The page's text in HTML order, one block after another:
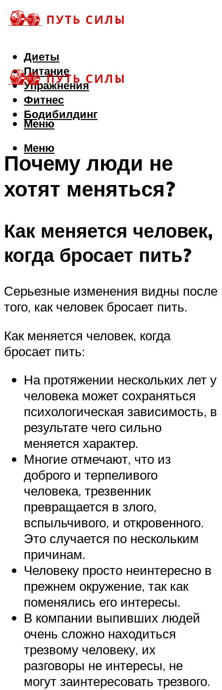
Диеты
Питание
Упражнения
Фитнес
Бодибилдинг
Меню
Меню
Почему люди не
хотят меняться?
Как меняется человек,
когда бросает пить?
Серьезные изменения видны после
того, как человек бросает пить.
Как меняется человек, когда
бросает пить:
На протяжении нескольких лет у
человека может сохраняться
психологическая зависимость, в
результате чего сильно
меняется характер.
Многие отмечают, что из
доброго и терпеливого
человека, трезвенник
превращается в злого,
вспыльчивого, и откровенного.
Это случается по нескольким
причинам.
Человеку просто неинтересно в
прежнем окружение, так как
поменялись его интересы.
В компании выпивших людей
очень сложно находиться
трезвому человеку, их
разговоры не интересы, не
могут заинтересовать трезвого.